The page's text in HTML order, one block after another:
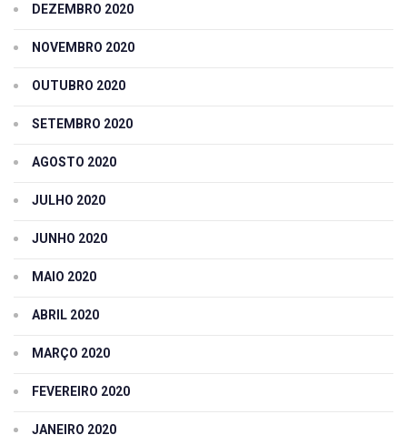
DEZEMBRO 2020
NOVEMBRO 2020
OUTUBRO 2020
SETEMBRO 2020
AGOSTO 2020
JULHO 2020
JUNHO 2020
MAIO 2020
ABRIL 2020
MARÇO 2020
FEVEREIRO 2020
JANEIRO 2020